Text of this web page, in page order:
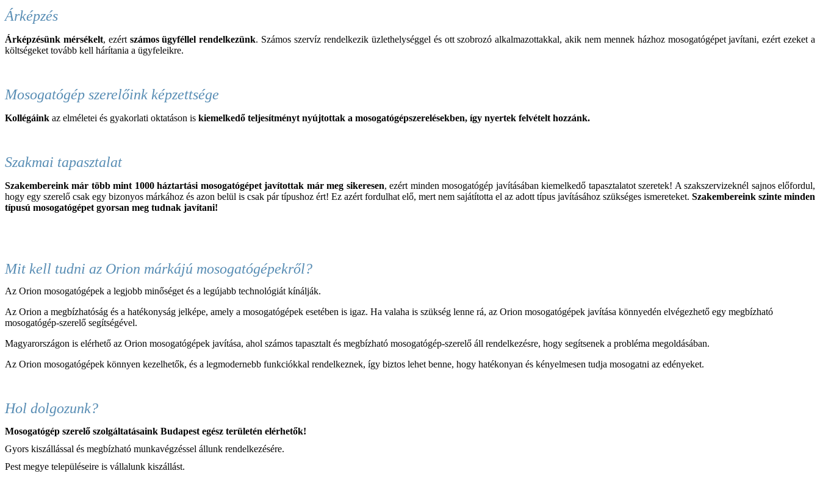
Árképzés
Árképzésünk mérsékelt, ezért számos ügyféllel rendelkezünk. Számos szervíz rendelkezik üzlethelységgel és ott szobrozó alkalmazottakkal, akik nem mennek házhoz mosogatógépet javítani, ezért ezeket a
költségeket tovább kell hárítania a ügyfeleikre.
Mosogatógép szerelőink képzettsége
Kollégáink az elméletei és gyakorlati oktatáson is kiemelkedő teljesítményt nyújtottak a mosogatógépszerelésekben, így nyertek felvételt hozzánk.
Szakmai tapasztalat
Szakembereink már több mint 1000 háztartási mosogatógépet javítottak már meg sikeresen, ezért mindenmosogatógép javításában kiemelkedő tapasztalatot szeretek! A szakszervizeknél sajnos előfordul,
hogy egy szerelő csak egy bizonyos márkához és azon belül is csak pár típushoz ért! Ez azért fordulhat elő, mert nem sajátította el az adott típus javításához szükséges ismereteket. Szakembereink szinte minden
típusú mosogatógépet gyorsan meg tudnak javítani!
Mit kell tudni az Orion márkájú mosogatógépekről?
Az Orion mosogatógépek a legjobb minőséget és a legújabb technológiát kínálják.
Az Orion a megbízhatóság és a hatékonyság jelképe, amely a mosogatógépek esetében is igaz. Ha valaha is szükség lenne rá, az Orion mosogatógépek javítása könnyedén elvégezhető egy megbízható
mosogatógép-szerelő segítségével.
Magyarországon is elérhető az Orion mosogatógépek javítása, ahol számos tapasztalt és megbízható mosogatógép-szerelő áll rendelkezésre, hogy segítsenek a probléma megoldásában.
Az Orion mosogatógépek könnyen kezelhetők, és a legmodernebb funkciókkal rendelkeznek, így biztos lehet benne, hogy hatékonyan és kényelmesen tudja mosogatni az edényeket.
Hol dolgozunk?
Mosogatógép szerelő szolgáltatásaink Budapest egész területén elérhetők!
Gyors kiszállással és megbízható munkavégzéssel állunk rendelkezésére.
Pest megye településeire is vállalunk kiszállást.